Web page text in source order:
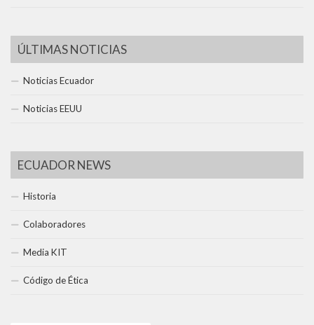
ÚLTIMAS NOTICIAS
Noticias Ecuador
Noticias EEUU
ECUADOR NEWS
Historia
Colaboradores
Media KIT
Código de Ética